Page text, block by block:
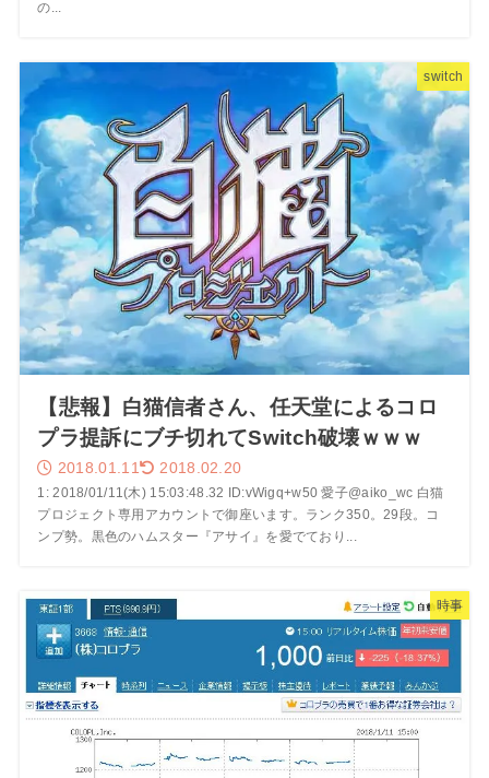
の...
switch
【悲報】白猫信者さん、任天堂によるコロ
プラ提訴にブチ切れてSwitch破壊ｗｗｗ
2018.01.11 2018.02.20
1: 2018/01/11(木) 15:03:48.32 ID:vWigq+w50 愛子@aiko_wc 白猫
プロジェクト専用アカウントで御座います。ランク350。29段。コ
ンプ勢。黒色のハムスター『アサイ』を愛でており...
時事